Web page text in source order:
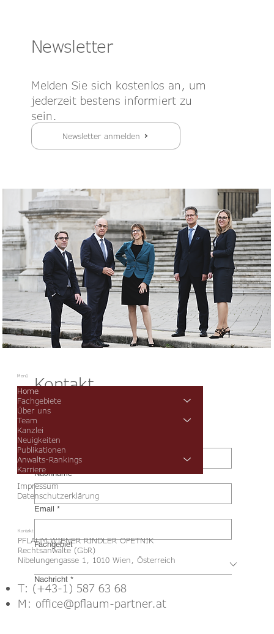
Newsletter anmelden
Newsletter
Melden Sie sich kostenlos an, um
jederzeit bestens informiert zu
sein.
Kontakt
Vorname
Nachname *
Email *
Fachgebiet
Nachricht *
Menü
Home
Fachgebiete
Über uns
Team
Kanzlei
Neuigkeiten
Publikationen
Anwalts-Rankings
Karriere
Impressum
Datenschutzerklärung
Kontakt
PFLAUM WIENER RINDLER OPETNIK
Rechtsanwälte (GbR)
Nibelungengasse 1, 1010 Wien, Österreich
T: (+43-1) 587 63 68
M: office@pflaum-partner.at